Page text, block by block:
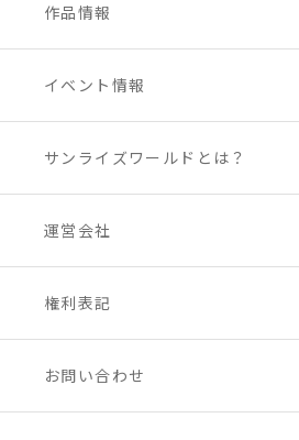
作品情報
イベント情報
サンライズワールドとは？
運営会社
権利表記
お問い合わせ